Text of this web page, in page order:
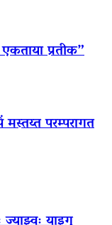
प्रतीक”
परम्परागत